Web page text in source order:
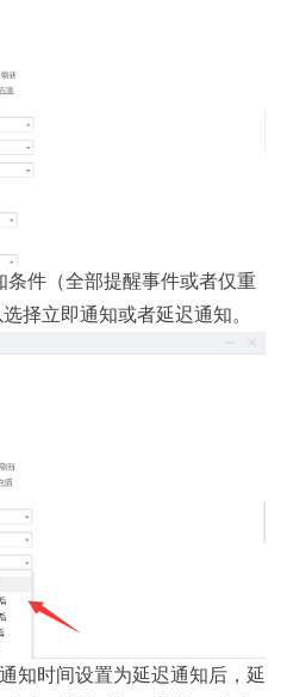
条件（全部提醒事件或者仅重
择立即通知或者延迟通知。
知时间设置为延迟通知后，延